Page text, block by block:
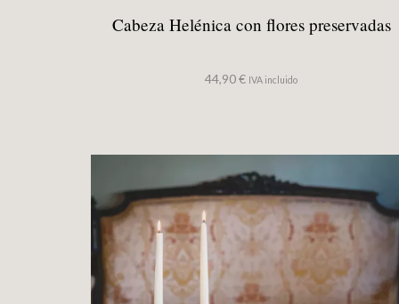
Cabeza Helénica con flores preservadas
44,90€ IVA incluido